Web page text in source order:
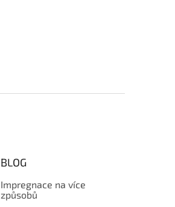
BLOG
Impregnace na více
způsobů